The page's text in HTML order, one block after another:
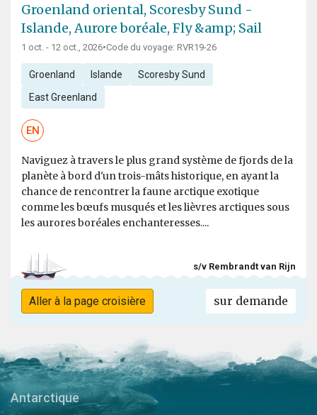
Groenland oriental, Scoresby Sund -
Islande, Aurore boréale, Fly &amp; Sail
1 oct. - 12 oct., 2026•Code du voyage: RVR19-26
Groenland Islande Scoresby Sund
East Greenland
EN
Naviguez à travers le plus grand système de fjords de la
planète à bord d'un trois-mâts historique, en ayant la
chance de rencontrer la faune arctique exotique
comme les bœufs musqués et les lièvres arctiques sous
les aurores boréales enchanteresses....
s/v Rembrandt van Rijn
Aller à la page croisière sur demande
Antarctique